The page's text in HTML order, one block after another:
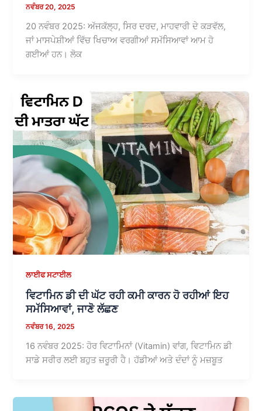
ਨਵੰਬਰ 20, 2025
20 ਨਵੰਬਰ 2025: ਅੱਜਕੱਲ੍ਹ, ਸਿਰ ਦਰਦ, ਮਾਹਵਾਰੀ ਦੇ ਕੜਵੱਲ,
ਜਾਂ ਮਾਸਪੇਸ਼ੀਆਂ ਵਿੱਚ ਖਿਚਾਅ ਵਰਗੀਆਂ ਸਮੱਸਿਆਵਾਂ ਆਮ ਹੋ
ਗਈਆਂ ਹਨ। ਲੋਕ
ਲਾਈਫ ਸਟਾਈਲ
ਵਿਟਾਮਿਨ ਡੀ ਦੀ ਘੱਟ ਰਹੀ ਕਮੀ ਕਾਰਨ ਹੋ ਰਹੀਆਂ ਇਹ
ਸਮੱਸਿਆਵਾਂ, ਜਾਣੋ ਲੱਛਣ
ਨਵੰਬਰ 16, 2025
16 ਨਵੰਬਰ 2025: ਹੋਰ ਵਿਟਾਮਿਨਾਂ (Vitamin) ਵਾਂਗ, ਵਿਟਾਮਿਨ ਡੀ
ਸਾਡੇ ਸਰੀਰ ਲਈ ਬਹੁਤ ਜ਼ਰੂਰੀ ਹੈ। ਹੱਡੀਆਂ ਅਤੇ ਦੰਦਾਂ ਨੂੰ ਮਜ਼ਬੂਤ